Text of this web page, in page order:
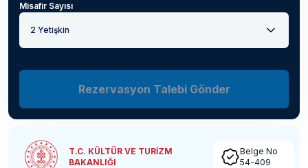
Misafir Sayısı
2 Yetişkin
Rezervasyon Talebi Gönder
T.C. KÜLTÜR VE TURİZM
BAKANLIĞI
Belge No
54-409